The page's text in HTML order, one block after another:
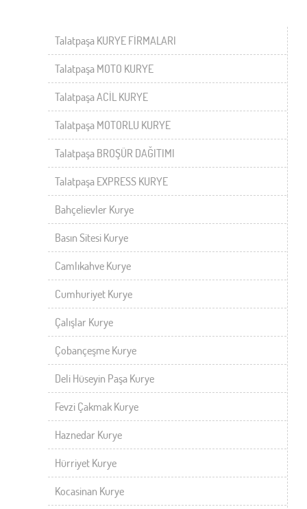
Talatpaşa KURYE FİRMALARI
Talatpaşa MOTO KURYE
Talatpaşa ACİL KURYE
Talatpaşa MOTORLU KURYE
Talatpaşa BROŞÜR DAĞITIMI
Talatpaşa EXPRESS KURYE
Bahçelievler Kurye
Basın Sitesi Kurye
Camlıkahve Kurye
Cumhuriyet Kurye
Çalışlar Kurye
Çobançeşme Kurye
Deli Hüseyin Paşa Kurye
Fevzi Çakmak Kurye
Haznedar Kurye
Hürriyet Kurye
Kocasinan Kurye